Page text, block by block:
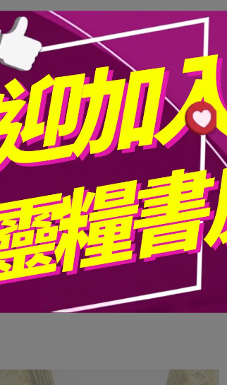
謹慎吸收別人的心得。